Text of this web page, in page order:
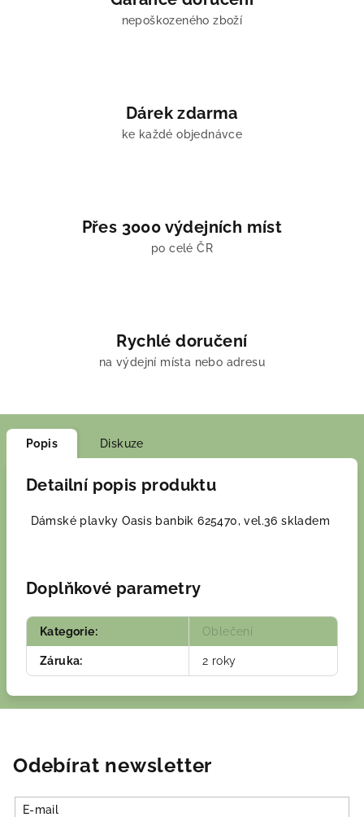
nepoškozeného zboží
Dárek zdarma
ke každé objednávce
Přes 3000 výdejních míst
po celé ČR
Rychlé doručení
na výdejní místa nebo adresu
Popis Diskuze
Detailní popis produktu
Dámské plavky Oasis banbik 625470, vel.36 skladem
Doplňkové parametry
Kategorie: Oblečení
Záruka: 2 roky
Odebírat newsletter
E-mail